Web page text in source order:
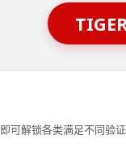
可解锁各类满足不同验